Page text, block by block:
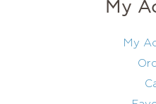
My
My